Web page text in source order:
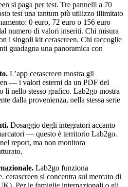
si paga per test. Tre pannelli a 70
test una tantum più utilizzo illimitato
0 euro, 72 euro o 156 euro
numero di valori inseriti. Chi misura
i singoli kit cerascreen. Chi raccoglie
guadagna una panoramica con
L’app cerascreen mostra gli
— i valori esterni da un PDF del
lì nello stesso grafico. Lab2go mostra
dalla provenienza, nella stessa serie
Dosaggio degli integratori accanto
— questo è territorio Lab2go.
report, ma non monitora
Lab2go funziona
cerascreen si concentra sul mercato di
Per le famiglie internazionali o gli